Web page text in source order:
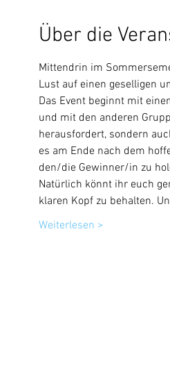
Über die
Mittendrin im
Lust auf einen geselligen
Das Event beginnt mit
und mit den anderen
herausfordert, sondern
es am Ende nach dem
den/die Gewinner/in zu
Natürlich könnt ihr euch
klaren Kopf zu behalten.
Weiterlesen >